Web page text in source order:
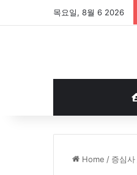
목요일, 8월 6 2026
Home / 증심사